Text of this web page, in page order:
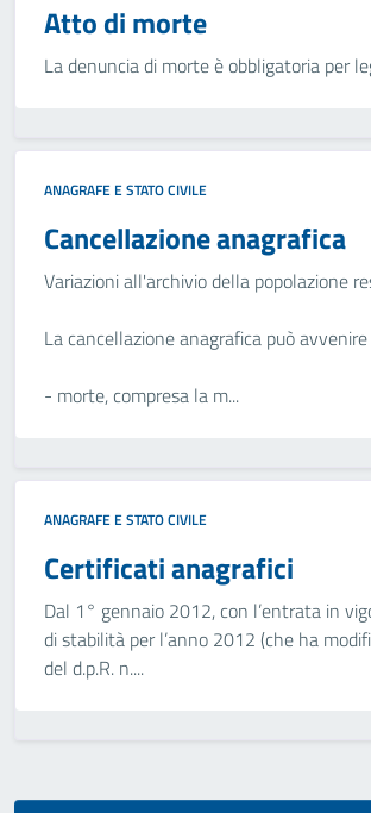
Atto di morte
La denuncia di morte è obbligatoria per
ANAGRAFE E STATO CIVILE
Cancellazione anagrafica
Variazioni all'archivio della popolazione
La cancellazione anagrafica può
- morte, compresa la m...
ANAGRAFE E STATO CIVILE
Certificati anagrafici
Dal 1° gennaio 2012, con l’entrata in
di stabilità per l’anno 2012 (che ha
del d.p.R. n....